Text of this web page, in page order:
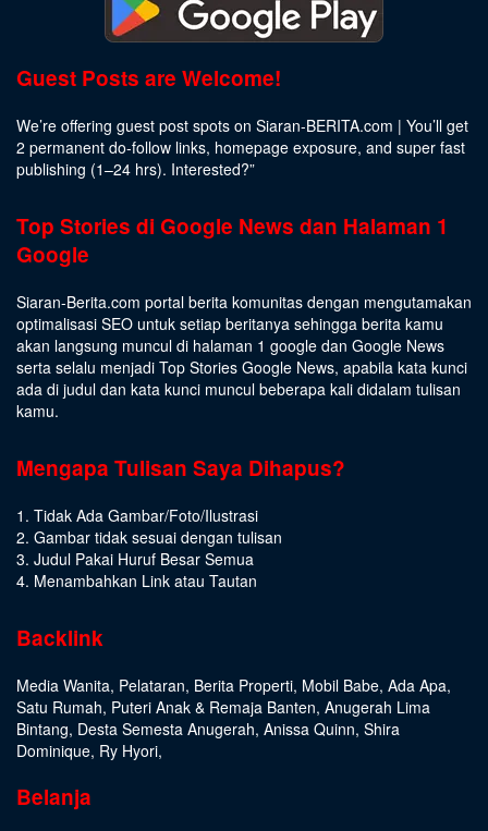
Guest Posts are Welcome!
We’re offering guest post spots on Siaran-BERITA.com | You’ll get
2 permanent do-follow links, homepage exposure, and super fast
publishing (1–24 hrs). Interested?”
Top Stories di Google News dan Halaman 1
Google
Siaran-Berita.com portal berita komunitas dengan mengutamakan
optimalisasi SEO untuk setiap beritanya sehingga berita kamu
akan langsung muncul di halaman 1 google dan Google News
serta selalu menjadi Top Stories Google News, apabila kata kunci
ada di judul dan kata kunci muncul beberapa kali didalam tulisan
kamu.
Mengapa Tulisan Saya Dihapus?
1. Tidak Ada Gambar/Foto/Ilustrasi
2. Gambar tidak sesuai dengan tulisan
3. Judul Pakai Huruf Besar Semua
4. Menambahkan Link atau Tautan
Backlink
Media Wanita, Pelataran, Berita Properti, Mobil Babe, Ada Apa,
Satu Rumah, Puteri Anak & Remaja Banten, Anugerah Lima
Bintang, Desta Semesta Anugerah, Anissa Quinn, Shira
Dominique, Ry Hyori,
Belanja